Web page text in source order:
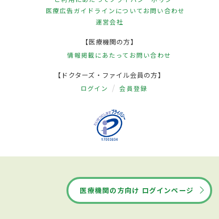
医療広告ガイドラインについてお問い合わせ
運営会社
【医療機関の方】
情報掲載にあたって お問い合わせ
【ドクターズ・ファイル会員の方】
ログイン 会員登録
医療機関の方向け ログインページ